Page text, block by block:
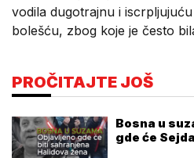
vodila dugotrajnu i
bolešću, zbog koje je često
PROČITAJTE JOŠ
Bosna u
gde će